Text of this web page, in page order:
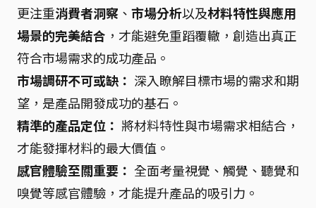
更注重消費者洞察 、 市場分析以及材料特性與應用
場景的完美結合 ，才能避免重蹈覆轍，創造出真正
符合市場需求的成功產品。
市場調研不可或缺： 深入瞭解目標市場的需求和期
望，是產品開發成功的基石。
精準的產品定位： 將材料特性與市場需求相結合，
才能發揮材料的最大價值。
感官體驗至關重要： 全面考量視覺、觸覺、聽覺和
嗅覺等感官體驗，才能提升產品的吸引力。